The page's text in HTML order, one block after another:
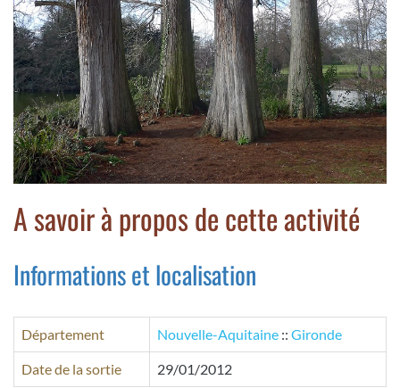
A savoir à propos de cette activité
Informations et localisation
Département Nouvelle-Aquitaine :: Gironde
Date de la sortie 29/01/2012